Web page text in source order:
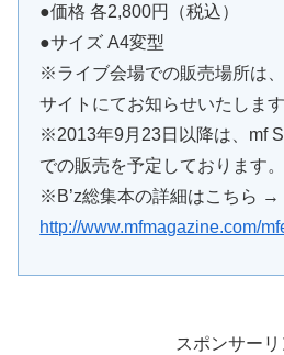
●価格 各2,800円（税込）
●サイズ A4変型
※ライブ会場での販売場所は
サイトにてお知らせいたします
※2013年9月23日以降は、mf
での販売を予定しております。
※B’z総集本の詳細はこちら →
http://www.mfmagazine.com/
スポンサーリ